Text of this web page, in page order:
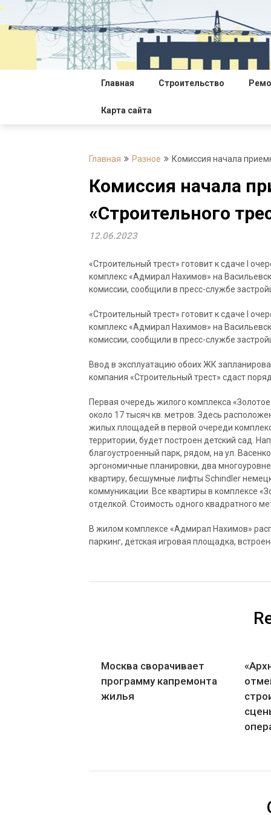
Перейти
содержимому
Главная Строительство
Карта сайта
Главная Разное Комиссия начала
Комиссия начала
«Строительного
12.06.2023
«Строительный трест» готовит к сдаче I
комплекс «Адмирал Нахимов» на
комиссии, сообщили в пресс-службе
«Строительный трест» готовит к сдаче I
комплекс «Адмирал Нахимов» на
комиссии, сообщили в пресс-службе
Ввод в эксплуатацию обоих ЖК
компания «Строительный трест» сдаст
Первая очередь жилого комплекса
около 17 тысяч кв. метров. Здесь
жилых площадей в первой очереди
территории, будет построен детский сад.
благоустроенный парк, рядом, на ул.
эргономичные планировки, два
квартиру, бесшумные лифты Schindler
коммуникации. Все квартиры в комплексе
отделкой. Стоимость одного квадратного
В жилом комплексе «Адмирал Нахимов»
паркинг, детская игровая площадка,
Москва сворачивает
программу капремонта
жилья